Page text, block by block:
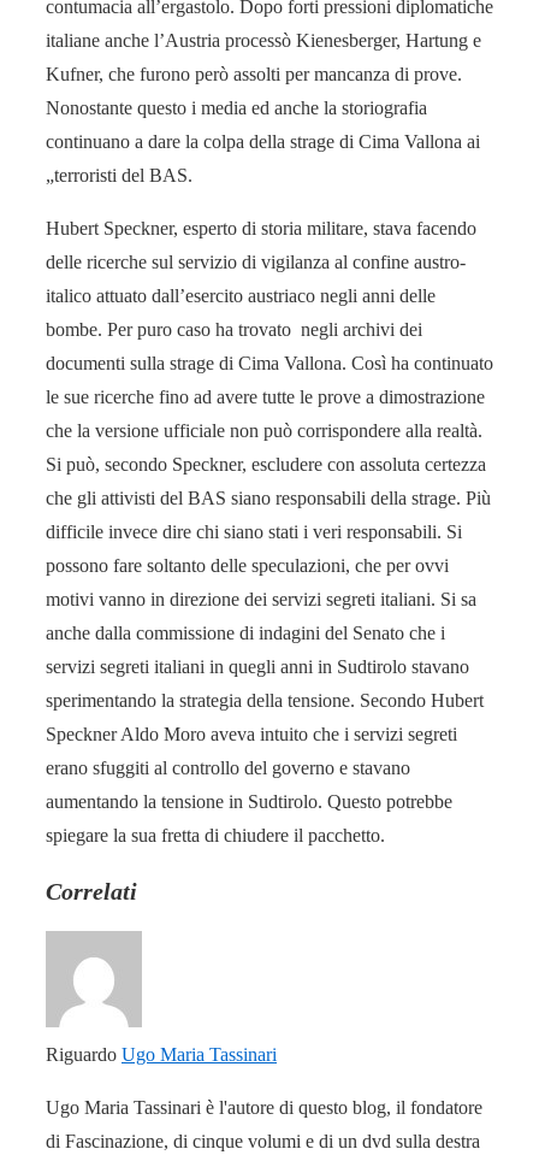
contumacia all’ergastolo. Dopo forti pressioni diplomatiche
italiane anche l’Austria processò Kienesberger, Hartung e
Kufner, che furono però assolti per mancanza di prove.
Nonostante questo i media ed anche la storiografia
continuano a dare la colpa della strage di Cima Vallona ai
„terroristi del BAS.
Hubert Speckner, esperto di storia militare, stava facendo
delle ricerche sul servizio di vigilanza al confine austro-
italico attuato dall’esercito austriaco negli anni delle
bombe. Per puro caso ha trovato negli archivi dei
documenti sulla strage di Cima Vallona. Così ha continuato
le sue ricerche fino ad avere tutte le prove a dimostrazione
che la versione ufficiale non può corrispondere alla realtà.
Si può, secondo Speckner, escludere con assoluta certezza
che gli attivisti del BAS siano responsabili della strage. Più
difficile invece dire chi siano stati i veri responsabili. Si
possono fare soltanto delle speculazioni, che per ovvi
motivi vanno in direzione dei servizi segreti italiani. Si sa
anche dalla commissione di indagini del Senato che i
servizi segreti italiani in quegli anni in Sudtirolo stavano
sperimentando la strategia della tensione. Secondo Hubert
Speckner Aldo Moro aveva intuito che i servizi segreti
erano sfuggiti al controllo del governo e stavano
aumentando la tensione in Sudtirolo. Questo potrebbe
spiegare la sua fretta di chiudere il pacchetto.
Correlati
Riguardo Ugo Maria Tassinari
Ugo Maria Tassinari è l'autore di questo blog, il fondatore
di Fascinazione, di cinque volumi e di un dvd sulla destra